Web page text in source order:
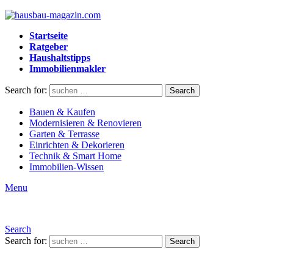
Startseite
Ratgeber
Haushaltstipps
Immobilienmakler
Search for: Search
Bauen & Kaufen
Modernisieren & Renovieren
Garten & Terrasse
Einrichten & Dekorieren
Technik & Smart Home
Immobilien-Wissen
Menu
Search
Search for:
Search